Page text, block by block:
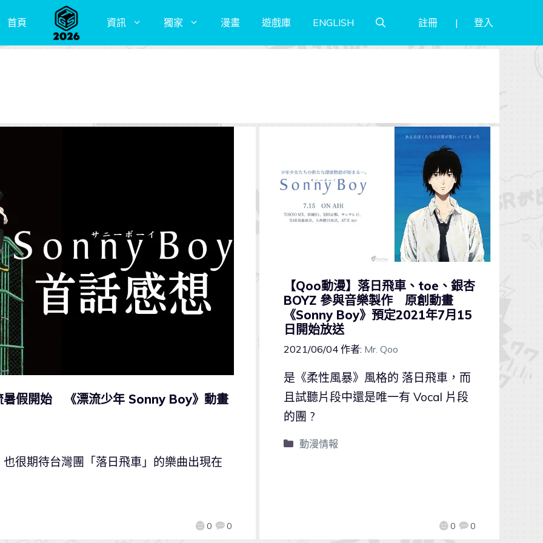
首頁 資訊 獨家 漫畫 遊戲庫 ENGLISH 註冊 登入
暑假開始 《漂流少年 Sonny Boy》動畫
0 0
很期待台灣團「落日飛車」的樂曲出現在
【Qoo動漫】落日飛車、toe、銀杏
BOYZ 參與音樂製作 原創動畫
《Sonny Boy》預定2021年7月15
日開始放送
2021/06/04 作者: Mr. Qoo
0 0
是《柔性風暴》風格的 落日飛車，而
且試聽片段中還是唯一有 Vocal 片段
的團 ?
動漫情報